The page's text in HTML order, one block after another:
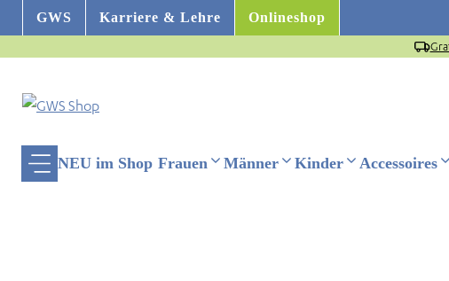
Inhalt
springen
GWS Karriere & Lehre Onlineshop
NEU im Shop Frauen Männer Kinder Accessoires